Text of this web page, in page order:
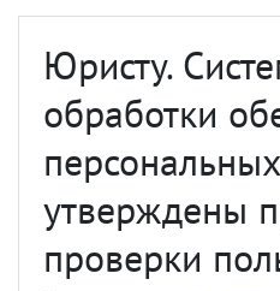
Юристу.
обработки
утверждены
проверки